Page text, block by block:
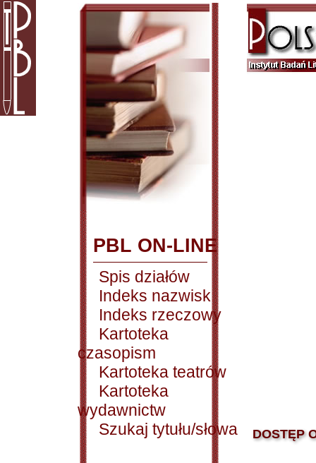
PBL ON-LINE
Spis działów
Indeks nazwisk
Indeks rzeczowy
Kartoteka
czasopism
Kartoteka teatrów
Kartoteka
wydawnictw
Szukaj tytułu/słowa
DOSTĘP